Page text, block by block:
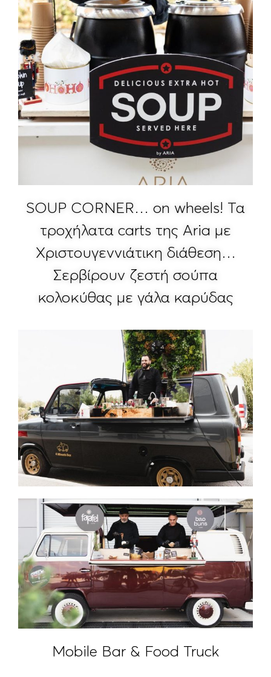
SOUP CORNER… on wheels! Τα
τροχήλατα carts της Aria με
Χριστουγεννιάτικη διάθεση…
Σερβίρουν ζεστή σούπα
κολοκύθας με γάλα καρύδας
Mobile Bar & Food Truck